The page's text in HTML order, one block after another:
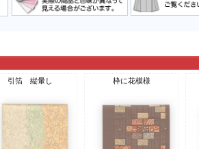
引箔 縦暈し 枠に花模様